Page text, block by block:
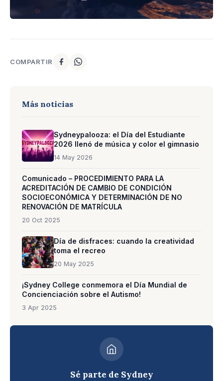
COMPARTIR
Más noticias
Sydneypalooza: el Día del Estudiante
2026 llenó de música y color el gimnasio
14 May 2026
Comunicado – PROCEDIMIENTO PARA LA
ACREDITACIÓN DE CAMBIO DE CONDICIÓN
SOCIOECONÓMICA Y DETERMINACIÓN DE NO
RENOVACIÓN DE MATRÍCULA
20 Oct 2025
Día de disfraces: cuando la creatividad
toma el recreo
20 May 2025
¡Sydney College conmemora el Día Mundial de
Concienciación sobre el Autismo!
3 Apr 2025
Sé parte de Sydney